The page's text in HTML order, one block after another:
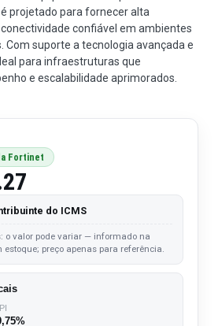
projetado para fornecer alta
confiável em ambientes
Com suporte a tecnologia avançada e
para infraestruturas que
e escalabilidade aprimorados.
Fortinet
do ICMS
o valor pode variar — informado na
estoque; preço apenas para referência.